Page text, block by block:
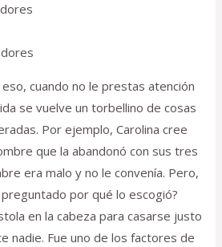
cuando no le prestas atención
se vuelve un torbellino de cosas
Por ejemplo, Carolina cree
que la abandonó con sus tres
era malo y no le convenía. Pero,
preguntado por qué lo escogió?
en la cabeza para casarse justo
nadie. Fue uno de los factores de